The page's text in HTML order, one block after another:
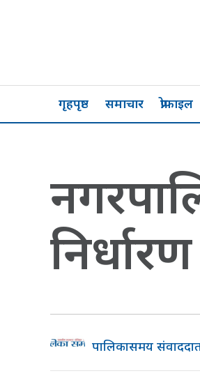
गृहपृष्ठ समाचार प्रोफाइल
निर्धारण
पालिकासमय